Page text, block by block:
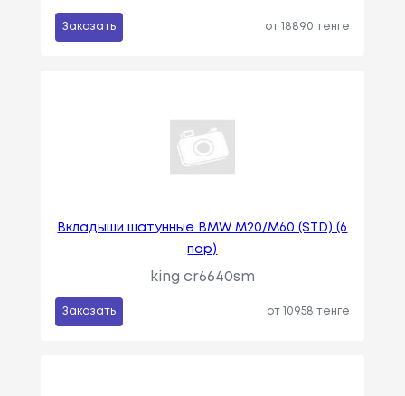
Заказать от 18890 тенге
Вкладыши шатунные BMW M20/M60 (STD) (6
пар)
king cr6640sm
Заказать от 10958 тенге